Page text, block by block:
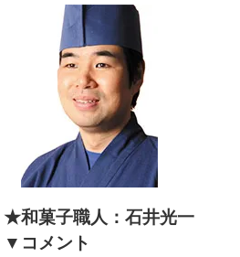
★和菓子職人：石井光一
▼コメント